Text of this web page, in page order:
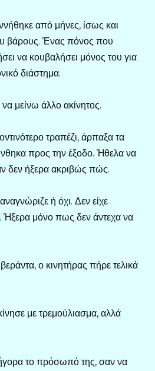
από μήνες, ίσως και
βάρους. Ένας πόνος που
να κουβαλήσει μόνος του για
διάστημα.
μείνω άλλο ακίνητος.
τραπέζι, άρπαξα τα
προς την έξοδο. Ήθελα να
δεν ήξερα ακριβώς πώς.
ή όχι. Δεν είχε
Ήξερα μόνο πως δεν άντεχα να
ο κινητήρας πήρε τελικά
με τρεμούλιασμα, αλλά
το πρόσωπό της, σαν να